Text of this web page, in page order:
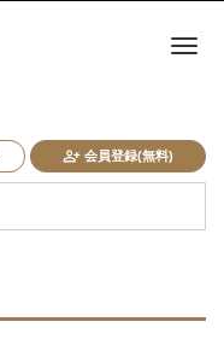
会員登録(無料)
ナ